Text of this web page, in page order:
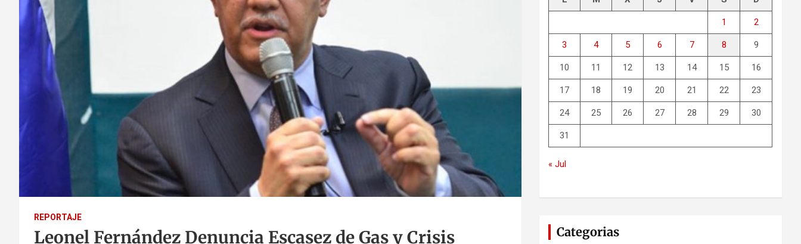
REPORTAJE
Leonel Fernández Denuncia Escasez de Gas y Crisis
1 2
3 4 5 6 7 8 9
10 11 12 13 14 15 16
17 18 19 20 21 22 23
24 25 26 27 28 29 30
31
« Jul
Categorias